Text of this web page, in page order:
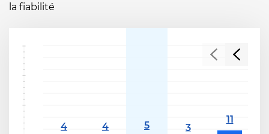
la fiabilité